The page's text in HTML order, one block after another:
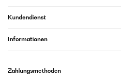
Kundendienst
Informationen
Zahlungsmethoden